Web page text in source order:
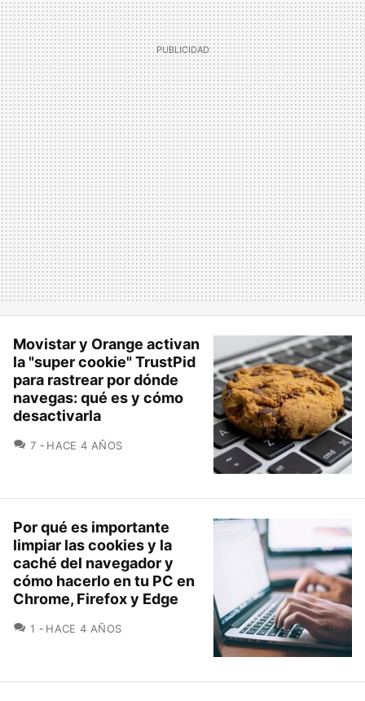
Movistar y Orange activan
la "super cookie" TrustPid
para rastrear por dónde
navegas: qué es y cómo
desactivarla
7 COMENTARIOS
HACE 4 AÑOS
Por qué es importante
limpiar las cookies y la
caché del navegador y
cómo hacerlo en tu PC en
Chrome, Firefox y Edge
1 COMENTARIOS
HACE 4 AÑOS